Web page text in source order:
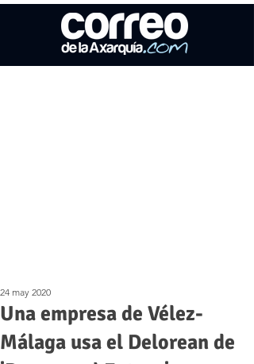
Una empresa de Vélez-
Málaga usa el Delorean de
24 may 2020